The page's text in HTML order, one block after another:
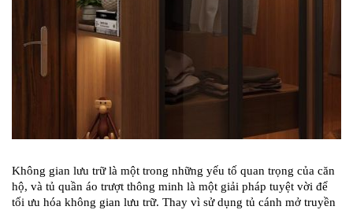
Không gian lưu trữ là một trong những yếu tố quan trọng của căn
hộ, và tủ quần áo trượt thông minh là một giải pháp tuyệt vời để
tối ưu hóa không gian lưu trữ. Thay vì sử dụng tủ cánh mở truyền